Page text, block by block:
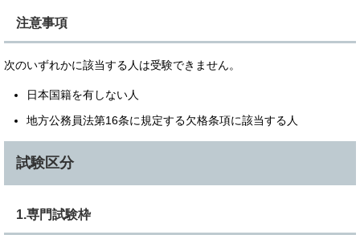
注意事項
次のいずれかに該当する人は受験できません。
日本国籍を有しない人
地方公務員法第16条に規定する欠格条項に該当する人
試験区分
1.専門試験枠